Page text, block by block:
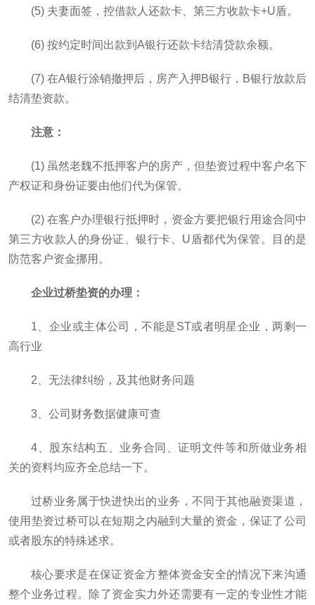
(5) 夫妻面签，控借款人还款卡、第三方收款卡+U盾。
(6) 按约定时间出款到A银行还款卡结清贷款余额。
(7) 在A银行涂销撤押后，房产入押B银行，B银行放款后
结清垫资款。
注意：
(1) 虽然老魏不抵押客户的房产，但垫资过程中客户名下
产权证和身份证要由他们代为保管。
(2) 在客户办理银行抵押时，资金方要把银行用途合同中
第三方收款人的身份证、银行卡、U盾都代为保管。目的是
防范客户资金挪用。
企业过桥垫资的办理：
1、企业或主体公司，不能是ST或者明星企业，两剩一
高行业
2、无法律纠纷，及其他财务问题
3、公司财务数据健康可查
4、股东结构五、业务合同、证明文件等和所做业务相
关的资料均应齐全总结一下。
过桥业务属于快进快出的业务，不同于其他融资渠道，
使用垫资过桥可以在短期之内融到大量的资金，保证了公司
或者股东的特殊述求。
核心要求是在保证资金方整体资金安全的情况下来沟通
整个业务过程。除了资金实力外还需要有一定的专业性才能